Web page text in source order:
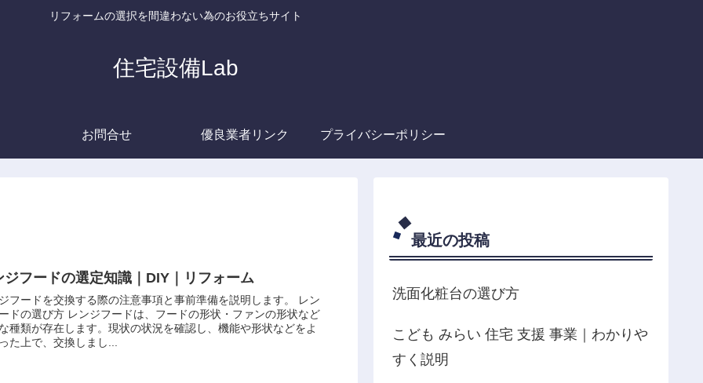
リフォームの選択を間違わない為のお役立ちサイト
住宅設備Lab
お問合せ 優良業者リンク プライバシーポリシー
ジフードの選定知識｜DIY｜リフォーム
フードを交換する際の注意事項と事前準備を説明します。 レン
ドの選び方 レンジフードは、フードの形状・ファンの形状など
種類が存在します。現状の状況を確認し、機能や形状などをよ
た上で、交換しまし...
最近の投稿
洗面化粧台の選び方
こども みらい 住宅 支援 事業｜わかりや
すく説明